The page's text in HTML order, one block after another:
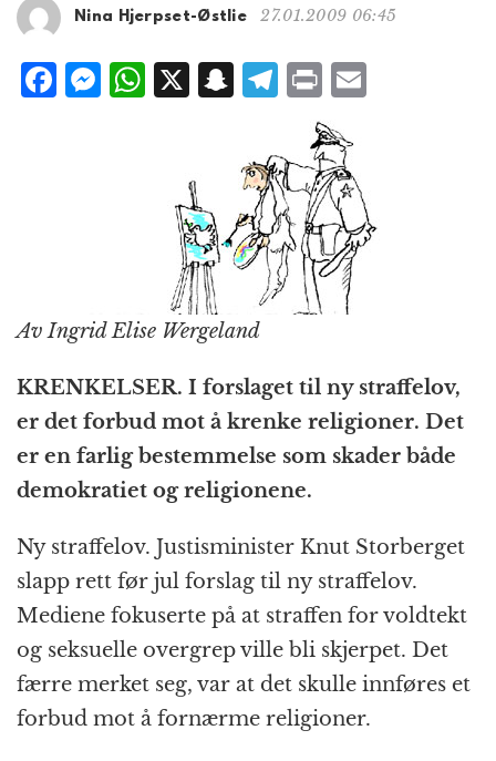
g
t
Nina Hjerpset-Østlie 27.01.2009 06:45
F
k
M
r
W X S
a
p
c
h
at
T
e
g
r
a
m
P
ri
n
t
Av Ingrid Elise Wergeland
KRENKELSER. I forslaget til ny straffelov,
er det forbud mot å krenke religioner. Det
er en farlig bestemmelse som skader både
demokratiet og religionene.
Ny straffelov. Justisminister Knut Storberget
slapp rett før jul forslag til ny straffelov.
Mediene fokuserte på at straffen for voldtekt
og seksuelle overgrep ville bli skjerpet. Det
færre merket seg, var at det skulle innføres et
forbud mot å fornærme religioner.